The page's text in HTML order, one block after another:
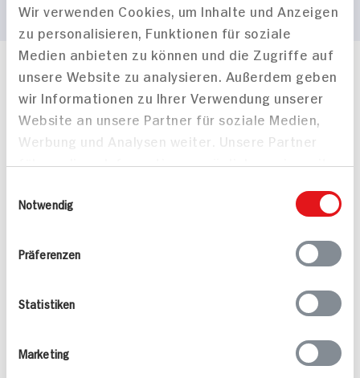
Wir verwenden Cookies, um Inhalte und Anzeigen
zu personalisieren, Funktionen für soziale
Medien anbieten zu können und die Zugriffe auf
unsere Website zu analysieren. Außerdem geben
wir Informationen zu Ihrer Verwendung unserer
Website an unsere Partner für soziale Medien,
Werbung und Analysen weiter. Unsere Partner
führen diese Informationen möglicherweise mit
bereitgestellt haben oder die sie im Rahmen
Notwendig
Präferenzen
Statistiken
Marketing
Häufig gestellte Fragen
Mehr Informationen in unserem FAQ
kontakt
hit.de
Wir beantworten gerne Ihre Fragen
Folgen Sie uns auf TikTok